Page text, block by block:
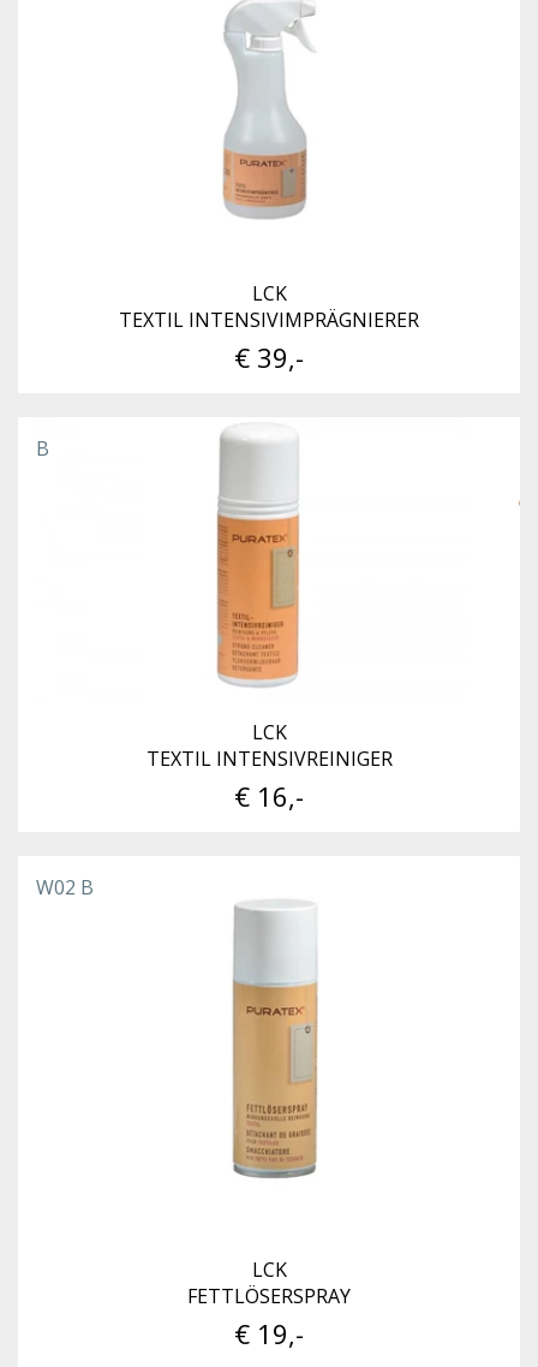
LCK
TEXTIL INTENSIVIMPRÄGNIERER
€ 39,-
B
LCK
TEXTIL INTENSIVREINIGER
€ 16,-
W02 B
LCK
FETTLÖSERSPRAY
€ 19,-